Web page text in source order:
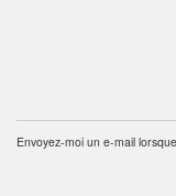
Envoyez-moi un e-mail